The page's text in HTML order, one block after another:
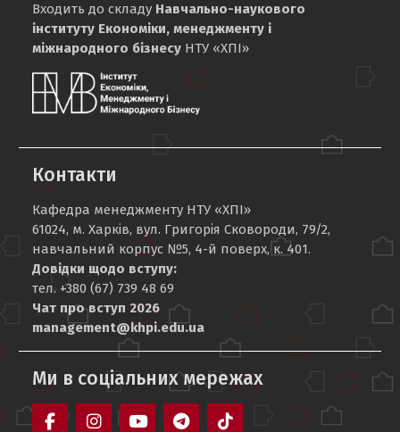
Входить до складу Навчально-наукового
інституту Економіки, менеджменту і
міжнародного бізнесу НТУ «ХПІ»
Контакти
Кафедра менеджменту НТУ «ХПІ»
61024, м. Харків, вул. Григорія Сковороди, 79/2,
навчальний корпус №5, 4-й поверх, к. 401.
Довідки щодо вступу:
тел. +380 (67) 739 48 69
Чат про вступ 2026
management@khpi.edu.ua
Ми в соціальних мережах